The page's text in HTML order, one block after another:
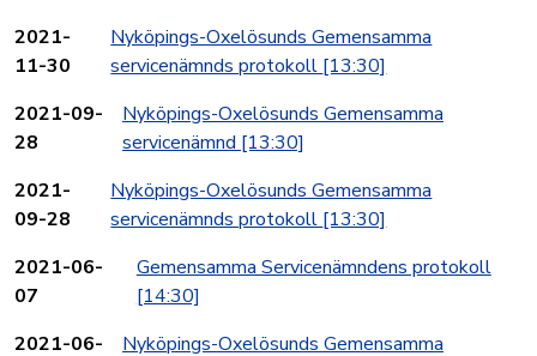
2021-
11-30
Nyköpings-Oxelösunds Gemensamma
servicenämnds protokoll [13:30]
2021-09-
28
Nyköpings-Oxelösunds Gemensamma
servicenämnd [13:30]
2021-
09-28
Nyköpings-Oxelösunds Gemensamma
servicenämnds protokoll [13:30]
2021-06-
07
Gemensamma Servicenämndens protokoll
[14:30]
2021-06-
Nyköpings-Oxelösunds Gemensamma